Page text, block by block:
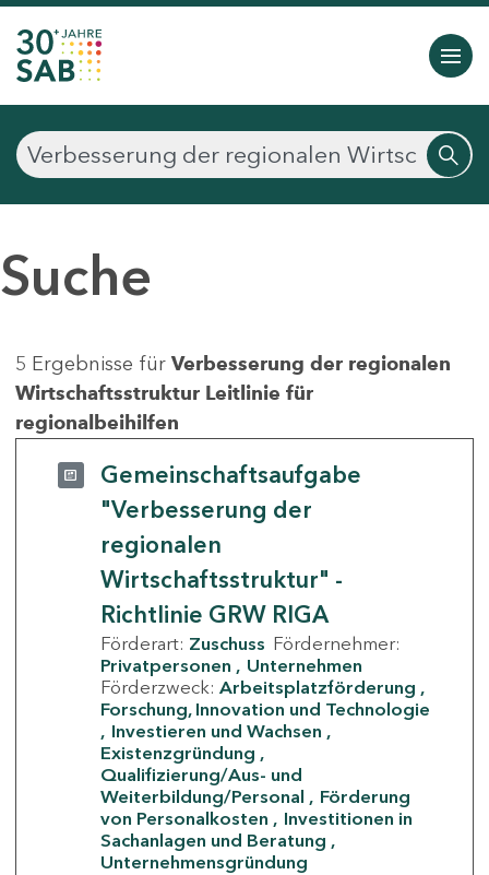
Suche
5 Ergebnisse für Verbesserung der regionalen
Wirtschaftsstruktur Leitlinie für
regionalbeihilfen
Gemeinschaftsaufgabe
"Verbesserung der
regionalen
Wirtschaftsstruktur" -
Richtlinie GRW RIGA
Förderart: Zuschuss Fördernehmer:
Privatpersonen
Unternehmen
Förderzweck: Arbeitsplatzförderung
Forschung, Innovation und Technologie
Investieren und Wachsen
Existenzgründung
Qualifizierung/Aus- und
Weiterbildung/Personal
Förderung
von Personalkosten
Investitionen in
Sachanlagen und Beratung
Unternehmensgründung